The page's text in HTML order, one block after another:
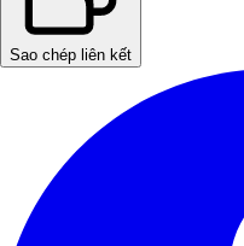
Sao chép liên kết